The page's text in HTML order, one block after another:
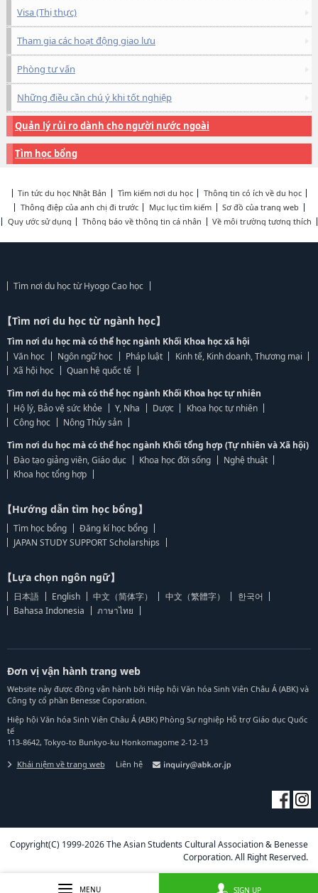
Visa (Thị thực)
Tham gia các hoạt động giao lưu
Phòng tư vấn
Những điều cần chú ý khi tốt nghiệp
Quản lý rủi ro dành cho người nước ngoài
Tìm học bổng
Tin tức du học Nhật Bản Tìm kiếm nơi du học
Thông tin có ích về du học
Thông điệp của anh chị đi trước
Mục lục tìm kiếm
Sơ đồ của trang web
Quy ước sử dụng
Thông báo về thông tin cá nhân Về môi trường tương thích
Tìm nơi du học từ Hyogo Cao học
【Tìm nơi du học từ ngành học】
Tìm nơi du học mà có thể học ngành Khối Khoa học xã hội
Văn học
Ngôn ngữ học Pháp luật
Kinh tế, Kinh doanh, Thương mại
Xã hội học
Quan hệ quốc tế
Tìm nơi du học mà có thể học ngành Khối Khoa học tự nhiên
Hộ lý, Bảo vệ sức khỏe
Y, Nha Dược
Khoa học tự nhiên
Công học
Nông Thủy sản
Tìm nơi du học mà có thể học ngành Khối tổng hợp (Tự nhiên và Xã hội)
Đào tạo giảng viên, Giáo dục
Khoa học đời sống
Nghệ thuật
Khoa học tổng hợp
【Hướng dẫn tìm học bổng】
Tìm học bổng
Đăng kí học bổng
JAPAN STUDY SUPPORT Scholarships
【Lựa chọn ngôn ngữ】
日本語 English 中文（简体字） 中文（繁體字）
한국어
Bahasa Indonesia
ภาษาไทย
Đơn vị vận hành trang web
Website này được đồng vận hành bởi Hiệp hội Văn hóa Sinh Viên Châu Á (ABK) và
Công ty cổ phần Benesse Coporation.
Hiệp hội Văn hóa Sinh Viên Châu Á (ABK) Phòng Sự nghiệp Hỗ trợ Giáo dục Quốc
tế
113-8642, Tokyo-to Bunkyo-ku Honkomagome 2-12-13
Khái niệm về trang web Liên hệ
Copyright(C) 1999-2026 The Asian Students Cultural Association & Benesse
Corporation. All Right Reserved.
MENU SIGN UP